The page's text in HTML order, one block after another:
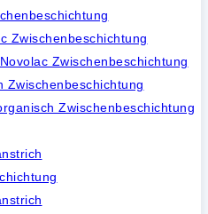
Zwischenbeschichtung
Zwischenbeschichtung
Zwischenbeschichtung
Zwischenbeschichtung